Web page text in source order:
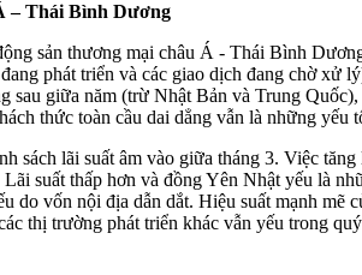
– Thái Bình Dương
sản thương mại châu Á - Thái Bình
phát triển và các giao dịch đang chờ
giữa năm (trừ Nhật Bản và Trung
thức toàn cầu dai dẳng vẫn là những yếu
sách lãi suất âm vào giữa tháng 3. Việc
suất thấp hơn và đồng Yên Nhật yếu là
do vốn nội địa dẫn dắt. Hiệu suất mạnh mẽ
thị trường phát triển khác vẫn yếu trong